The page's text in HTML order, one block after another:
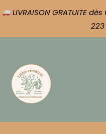
LIVRAISON GRATUITE